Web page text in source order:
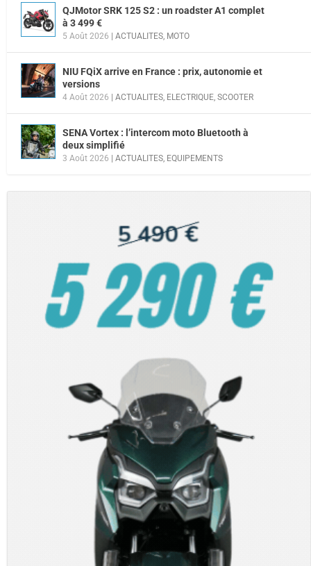
QJMotor SRK 125 S2 : un roadster A1 complet
à 3 499 €
5 Août 2026 ACTUALITES, MOTO
NIU FQiX arrive en France : prix, autonomie et
versions
4 Août 2026 ACTUALITES, ELECTRIQUE, SCOOTER
SENA Vortex : l’intercom moto Bluetooth à
deux simplifié
3 Août 2026 ACTUALITES, EQUIPEMENTS